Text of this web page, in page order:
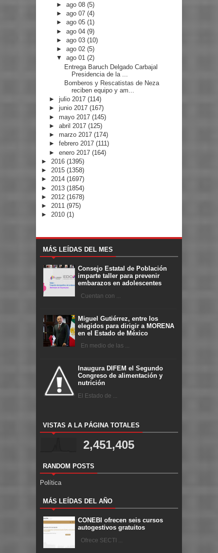
►ago 08(5)
►ago 07(4)
►ago 05(1)
►ago 04(9)
►ago 03(10)
►ago 02(5)
▼ago 01(2)
Entrega Baruch Delgado Carbajal
Presidencia de la ...
Bomberos y Rescatistas de Neza
reciben equipo y am...
► julio 2017 (114)
► junio 2017 (167)
► mayo 2017 (145)
► abril 2017 (125)
► marzo 2017 (174)
► febrero 2017 (111)
► enero 2017 (164)
► 2016 (1395)
► 2015 (1358)
► 2014 (1697)
► 2013 (1854)
► 2012 (1678)
► 2011 (975)
► 2010 (1)
MÁS LEÍDAS DEL MES
Consejo Estatal de Población
imparte taller para prevenir
embarazos en adolescentes
Cuentan con ...
Miguel Gutiérrez, entre los
elegidos para dirigir a MORENA
en el Estado de México
En medio de las ...
Inaugura DIFEM el Segundo
Congreso de alimentación y
nutrición
El Estado de ...
VISTAS A LA PÁGINA TOTALES
2,451,405
RANDOM POSTS
Política
MÁS LEÍDAS DEL AÑO
CONEBI ofrecen seis cursos
autogestivos gratuitos
Ofrece SECTI ...